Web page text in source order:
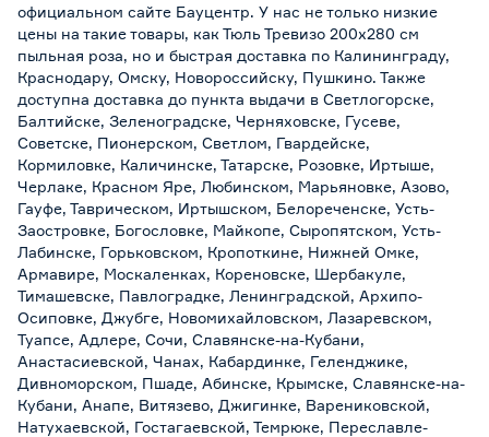
официальном сайте Бауцентр. У нас не только низкие
цены на такие товары, как Тюль Тревизо 200х280 см
пыльная роза, но и быстрая доставка по Калининграду,
Краснодару, Омску, Новороссийску, Пушкино. Также
доступна доставка до пункта выдачи в Светлогорске,
Балтийске, Зеленоградске, Черняховске, Гусеве,
Советске, Пионерском, Светлом, Гвардейске,
Кормиловке, Каличинске, Татарске, Розовке, Иртыше,
Черлаке, Красном Яре, Любинском, Марьяновке, Азово,
Гауфе, Таврическом, Иртышском, Белореченске, Усть-
Заостровке, Богословке, Майкопе, Сыропятском, Усть-
Лабинске, Горьковском, Кропоткине, Нижней Омке,
Армавире, Москаленках, Кореновске, Шербакуле,
Тимашевске, Павлоградке, Ленинградской, Архипо-
Осиповке, Джубге, Новомихайловском, Лазаревском,
Туапсе, Адлере, Сочи, Славянске-на-Кубани,
Анастасиевской, Чанах, Кабардинке, Геленджике,
Дивноморском, Пшаде, Абинске, Крымске, Славянске-на-
Кубани, Анапе, Витязево, Джигинке, Варениковской,
Натухаевской, Гостагаевской, Темрюке, Переславле-